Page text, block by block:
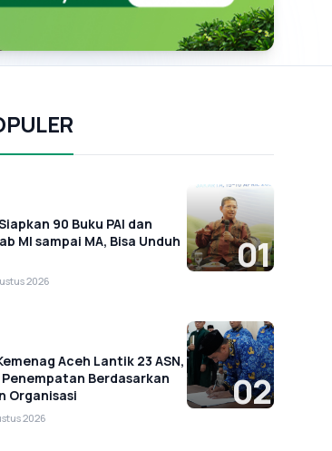
90 Buku PAI dan
MI sampai MA, Bisa Unduh
2026
01
Aceh Lantik 23 ASN,
Berdasarkan
Organisasi
2026
02